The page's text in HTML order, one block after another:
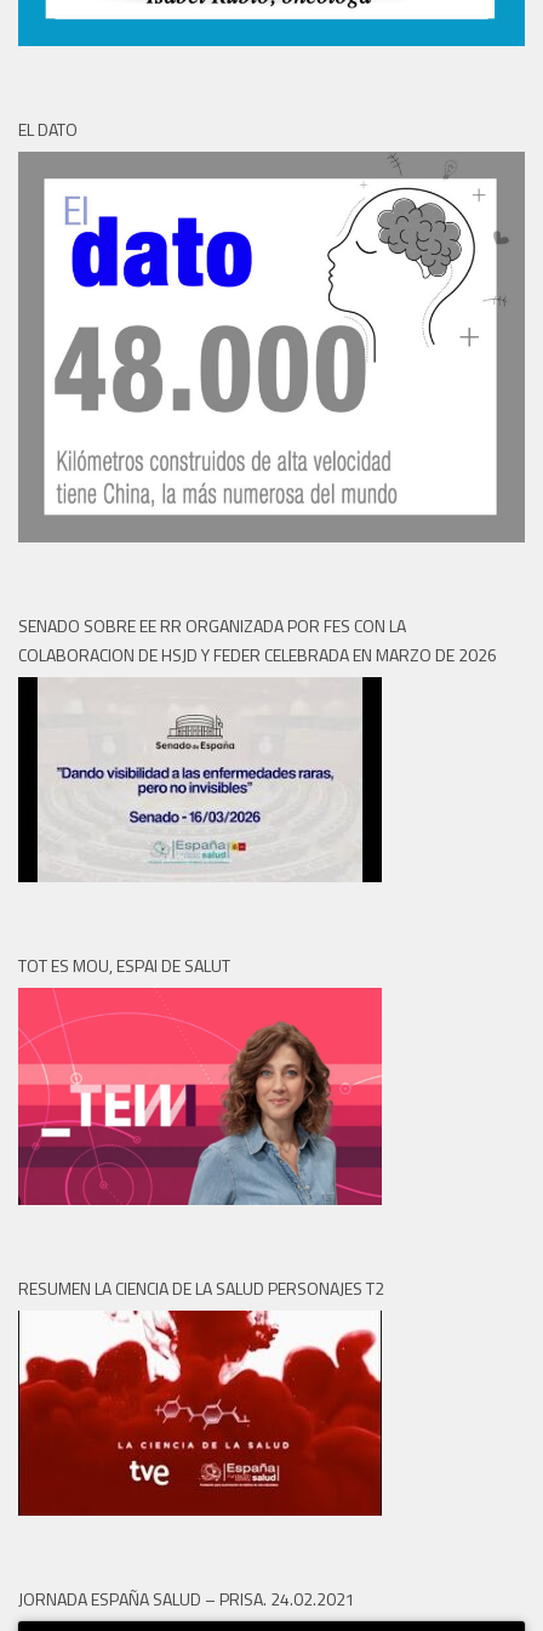
EL DATO
SENADO SOBRE EE RR ORGANIZADA POR FES CON LA
COLABORACION DE HSJD Y FEDER CELEBRADA EN MARZO DE 2026
TOT ES MOU, ESPAI DE SALUT
RESUMEN LA CIENCIA DE LA SALUD PERSONAJES T2
JORNADA ESPAÑA SALUD – PRISA. 24.02.2021